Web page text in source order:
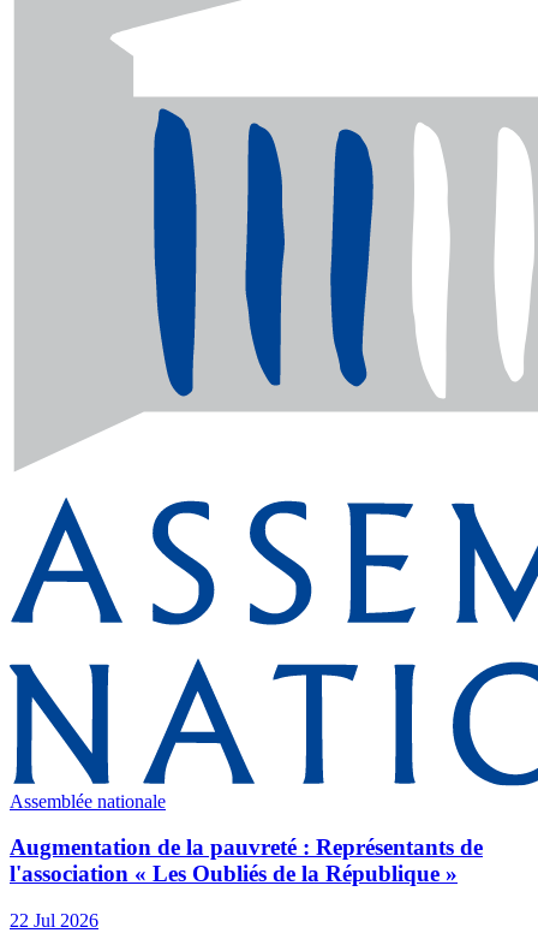
Assemblée nationale
Augmentation de la pauvreté : Représentants de
l'association « Les Oubliés de la République »
22 Jul 2026